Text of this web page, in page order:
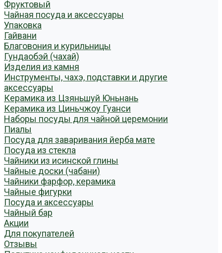
Фруктовый
Чайная посуда и аксессуары
Упаковка
Гайвани
Благовония и курильницы
Гундаобэй (чахай)
Изделия из камня
Инструменты, чахэ, подставки и другие
аксессуары
Керамика из Цзяньшуй Юньнань
Керамика из Циньчжоу Гуанси
Наборы посуды для чайной церемонии
Пиалы
Посуда для заваривания йерба мате
Посуда из стекла
Чайники из исинской глины
Чайные доски (чабани)
Чайники фарфор, керамика
Чайные фигурки
Посуда и аксессуары
Чайный бар
Акции
Для покупателей
Отзывы